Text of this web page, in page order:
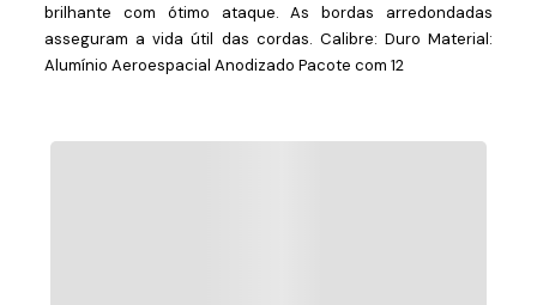
brilhante com ótimo ataque. As bordas arredondadas
asseguram a vida útil das cordas. Calibre: Duro Material:
Alumínio Aeroespacial Anodizado Pacote com 12